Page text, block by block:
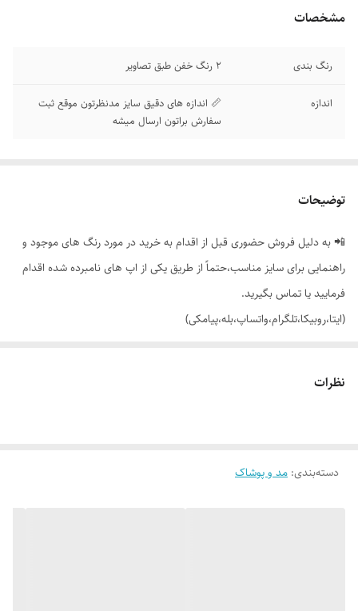
مشخصات
رنگ بندی 2 رنگ خفن طبق تصاویر
اندازه
📏 اندازه های دقیق سایز مدنظرتون موقع ثبت
سفارش براتون ارسال میشه
توضیحات
📲 به دلیل فروش حضوری قبل از اقدام به خرید در مورد رنگ های موجود و
راهنمایی برای سایز مناسب،حتماً از طریق یکی از اپ های نامبرده شده اقدام
فرمایید یا تماس بگیرید.
(ایتا،روبیکا،تلگرام،واتساپ،بله،پیامکی)
🎨 رنگ بندیش: 2 رنگ طبق تصاویر (در صورت درخواست عکس های بیشتر
نظرات
دسته‌بندی: مد و پوشاک